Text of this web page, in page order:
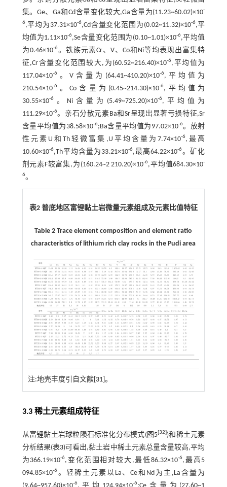
集。Ge、Ga和Cd含量变化较大,Ga含量为(11.23~60.02)×10-
6,平均为37.31×10-6,Cd含量变化范围为(0.02~11.32)×10-6,平
均值为1.11×10-6,Se含量变化范围为(0.10~1.01)×10-6,平均值
为0.46×10-6。铁族元素Cr、V、Co和Ni等均表现出富集特
征,Cr含量变化范围较大,为(60.52~216.40)×10-6,平均值为
117.04×10-6。V含量为(64.41~410.20)×10-6,平均值为
210.54×10-6。Co含量为(0.45~214.30)×10-6,平均值为
30.55×10-6。Ni含量为(5.49~725.20)×10-6,平均值为
111.29×10-6。亲石分散元素Ba和Sr呈现出显著亏损特征,Sr
含量平均值为38.58×10-6;Ba含量平均值为97.02×10-6。放射
性元素U和Th轻微富集,U平均含量为7.74×10-6,最高
10.60×10-6,Th平均含量为33.21×10-6,最高64.22×10-6。矿化
剂元素F较富集,为(160.24~2 210.20)×10-6,平均值684.30×10-
6。
表2 普底地区富锂黏土岩微量元素组成及元素比值特征
Table 2 Trace element composition and element ratio
characteristics of lithium rich clay rocks in the Pudi area
注:地壳丰度引自文献[ 31]。
3.3 稀土元素组成特征
从富锂黏土岩球粒陨石标准化分布模式(图5[32])和稀土元素
分析结果(表3)可看出,黏土岩中稀土元素总量含量较高,平均
为366.19×10-6,变化范围相对较大,最低86.32×10-6,最高5
094.85×10-6。轻稀土元素以La、Ce和Nd为主,La含量为
(9.64~957.60)×10-6,平均124.94×10-6;Ce含量为(27.60~1